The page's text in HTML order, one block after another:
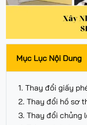
Mục Lục Nội Dung
1. Thay đổi giấy
2. Thay đổi hồ sơ
3. Thay đổi chủng